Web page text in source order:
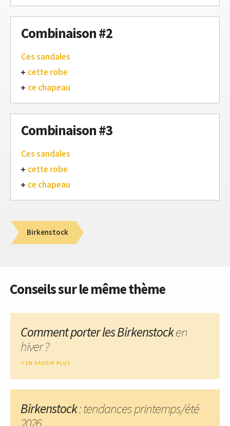
Combinaison #2
Ces sandales
cette robe
ce chapeau
Combinaison #3
Ces sandales
cette robe
ce chapeau
Birkenstock
Conseils sur le même thème
Comment porter les Birkenstocken
hiver ?
EN SAVOIR PLUS
Birkenstock: tendances printemps/été